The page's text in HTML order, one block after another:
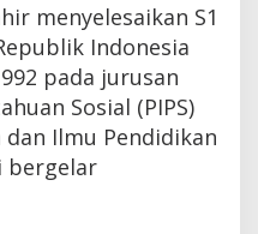
menyelesaikan S1
Indonesia
pada jurusan
Sosial (PIPS)
Ilmu Pendidikan
bergelar